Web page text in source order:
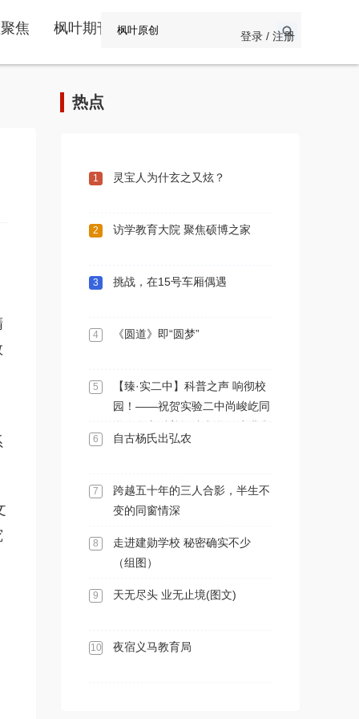
焦 枫叶期刊 登录 / 注册
热点
1 灵宝人为什玄之又炫？
2 访学教育大院 聚焦硕博之家
3 挑战，在15号车厢偶遇
4 《圆道》即“圆梦”
5
【臻·实二中】科普之声 响彻校
园！——祝贺实验二中尚峻屹同
赛中勇夺第一名
6 自古杨氏出弘农
7
跨越五十年的三人合影，半生不
变的同窗情深
8
走进建勋学校 秘密确实不少
（组图）
9 天无尽头 业无止境(图文)
10 夜宿义马教育局